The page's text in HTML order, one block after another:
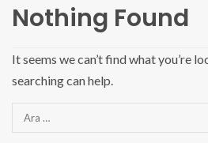
Nothing Found
It seems we can’t find what you’re
searching can help.